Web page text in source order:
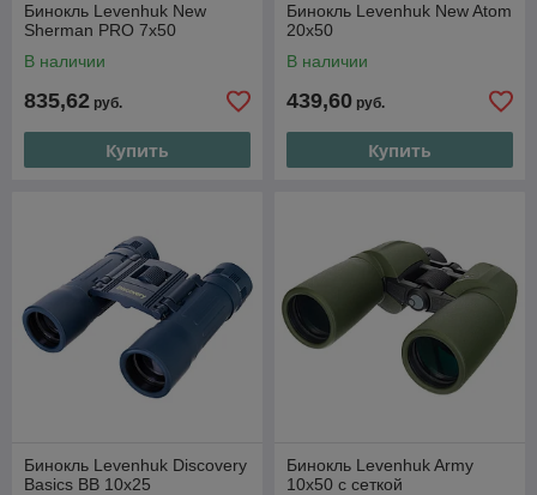
Бинокль Levenhuk New
Sherman PRO 7x50
В наличии
835,62 руб.
Купить
Бинокль Levenhuk New Atom
20x50
В наличии
439,60 руб.
Купить
Бинокль Levenhuk Discovery
Basics BB 10x25
Бинокль Levenhuk Army
10x50 с сеткой